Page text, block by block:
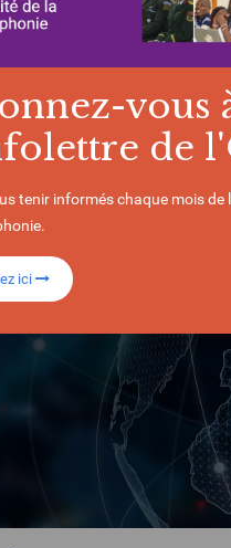
INVESTISSEMENTS, FINANCEMENTS
vous
de
tenir informés chaque mois de
ici